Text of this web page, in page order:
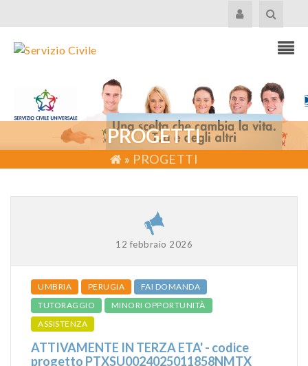
PROGETTI
» PROGETTI
12 febbraio 2026
UMBRIA PERUGIA
FAI DOMANDA
TUTORAGGIO
MINORI OPPORTUNITÀ
ASSISTENZA
ATTIVAMENTE IN TERZA ETA' - codice
progetto PTXSU0024025011858NMTX